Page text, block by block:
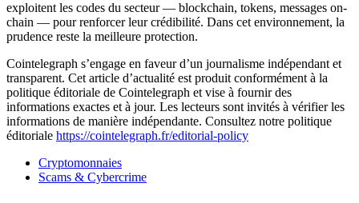
exploitent les codes du secteur — blockchain, tokens, messages on-
chain — pour renforcer leur crédibilité. Dans cet environnement, la
prudence reste la meilleure protection.
Cointelegraph s’engage en faveur d’un journalisme indépendant et
transparent. Cet article d’actualité est produit conformément à la
politique éditoriale de Cointelegraph et vise à fournir des
informations exactes et à jour. Les lecteurs sont invités à vérifier les
informations de manière indépendante. Consultez notre politique
éditoriale https://cointelegraph.fr/editorial-policy
Cryptomonnaies
Scams & Cybercrime